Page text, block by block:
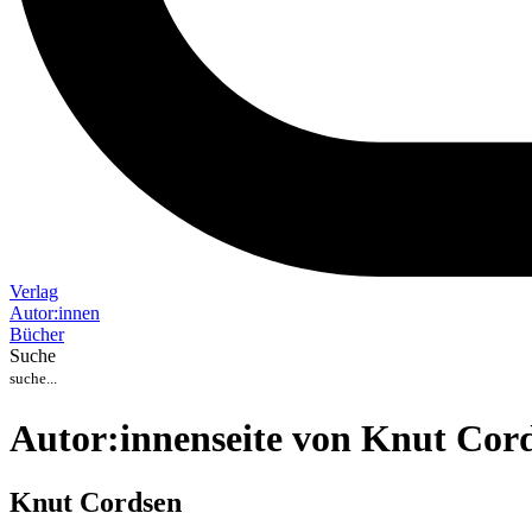
Verlag
Autor:innen
Bücher
Suche
Autor:innenseite von Knut
Knut Cordsen